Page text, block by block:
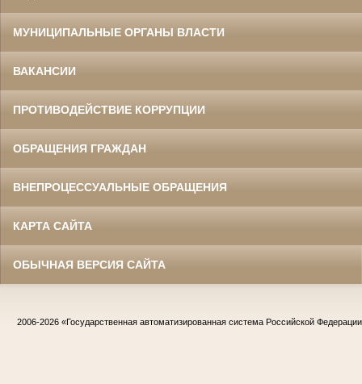
МУНИЦИПАЛЬНЫЕ ОРГАНЫ ВЛАСТИ
ВАКАНСИИ
ПРОТИВОДЕЙСТВИЕ КОРРУПЦИИ
ОБРАЩЕНИЯ ГРАЖДАН
ВНЕПРОЦЕССУАЛЬНЫЕ ОБРАЩЕНИЯ
КАРТА САЙТА
ОБЫЧНАЯ ВЕРСИЯ САЙТА
2006-2026 «Государственная автоматизированная система Российской